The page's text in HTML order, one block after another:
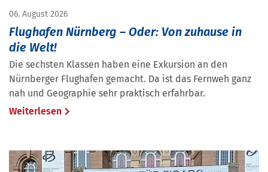
06. August 2026
Flughafen Nürnberg – Oder: Von zuhause in
die Welt!
Die sechsten Klassen haben eine Exkursion an den
Nürnberger Flughafen gemacht. Da ist das Fernweh ganz
nah und Geographie sehr praktisch erfahrbar.
Weiterlesen